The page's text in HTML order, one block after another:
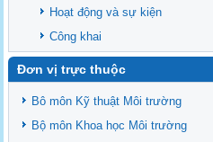
Hoạt động và sự kiện
Công khai
Đơn vị trực thuộc
Bô môn Kỹ thuật Môi trường
Bộ môn Khoa học Môi trường